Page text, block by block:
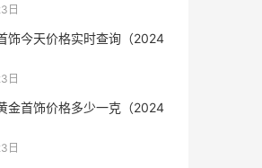
日
饰今天价格实时查询（2024
日
金首饰价格多少一克（2024
日